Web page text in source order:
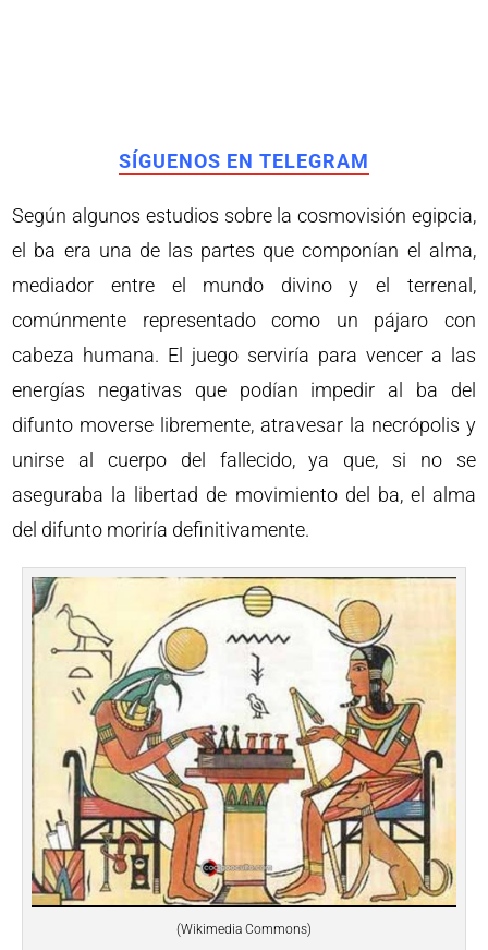
SÍGUENOS EN TELEGRAM
Según algunos estudios sobre la cosmovisión egipcia,
el ba era una de las partes que componían el alma,
mediador entre el mundo divino y el terrenal,
comúnmente representado como un pájaro con
cabeza humana. El juego serviría para vencer a las
energías negativas que podían impedir al ba del
difunto moverse libremente, atravesar la necrópolis y
unirse al cuerpo del fallecido, ya que, si no se
aseguraba la libertad de movimiento del ba, el alma
del difunto moriría definitivamente.
(Wikimedia Commons)